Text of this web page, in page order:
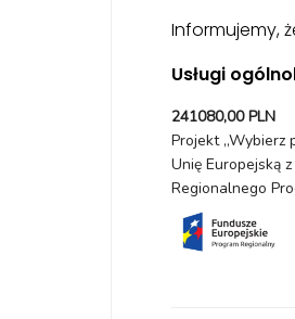
Informujemy,
Usługi
241080,00 PLN
Projekt „Wybierz
Unię Europejską
Regionalnego